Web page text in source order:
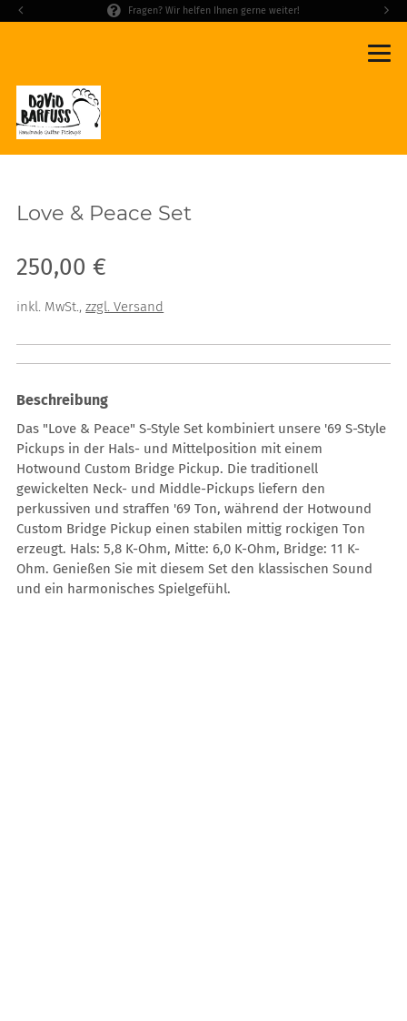
Fragen? Wir helfen Ihnen gerne weiter!
Love & Peace Set
Verkaufspreis: 250,00 €
250,00 €
inkl. MwSt.,zzgl. Versand
Beschreibung
Das "Love & Peace" S-Style Set kombiniert unsere '69 S-Style
Pickups in der Hals- und Mittelposition mit einem
Hotwound Custom Bridge Pickup. Die traditionell
gewickelten Neck- und Middle-Pickups liefern den
perkussiven und straffen '69 Ton, während der Hotwound
Custom Bridge Pickup einen stabilen mittig rockigen Ton
erzeugt. Hals: 5,8 K-Ohm, Mitte: 6,0 K-Ohm, Bridge: 11 K-
Ohm. Genießen Sie mit diesem Set den klassischen Sound
und ein harmonisches Spielgefühl.